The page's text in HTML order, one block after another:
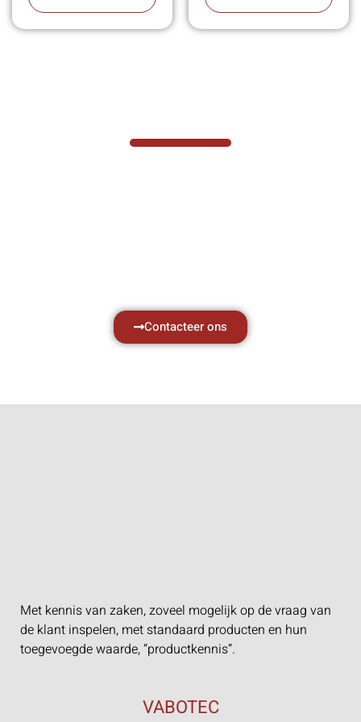
Contacteer ons
Met kennis van zaken, zoveel mogelijk op de vraag van
de klant inspelen, met standaard producten en hun
toegevoegde waarde, “productkennis”.
VABOTEC